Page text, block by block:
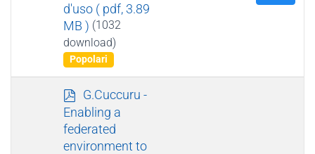
d'uso ( pdf, 3.89
MB ) (1032
download)
Popolari
p
d
f
G.Cuccuru -
Enabling a
federated
environment to